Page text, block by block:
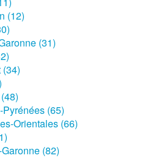
(12)
(31)
(34)
Pyrénées (65)
Orientales (66)
(82)